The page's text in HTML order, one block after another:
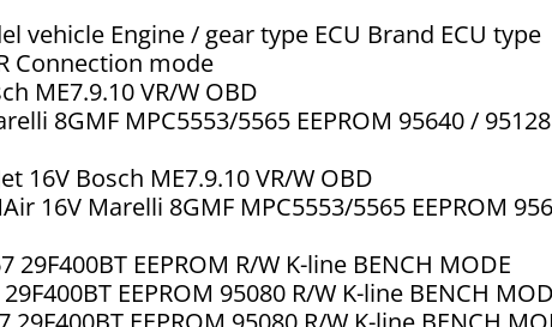
vehicle Engine / gear type ECU Brand ECU type
Connection mode
ME7.9.10 VR/W OBD
8GMF MPC5553/5565 EEPROM 95640 / 95128
16V Bosch ME7.9.10 VR/W OBD
16V Marelli 8GMF MPC5553/5565 EEPROM
EEPROM R/W K-line BENCH MODE
EEPROM 95080 R/W K-line BENCH